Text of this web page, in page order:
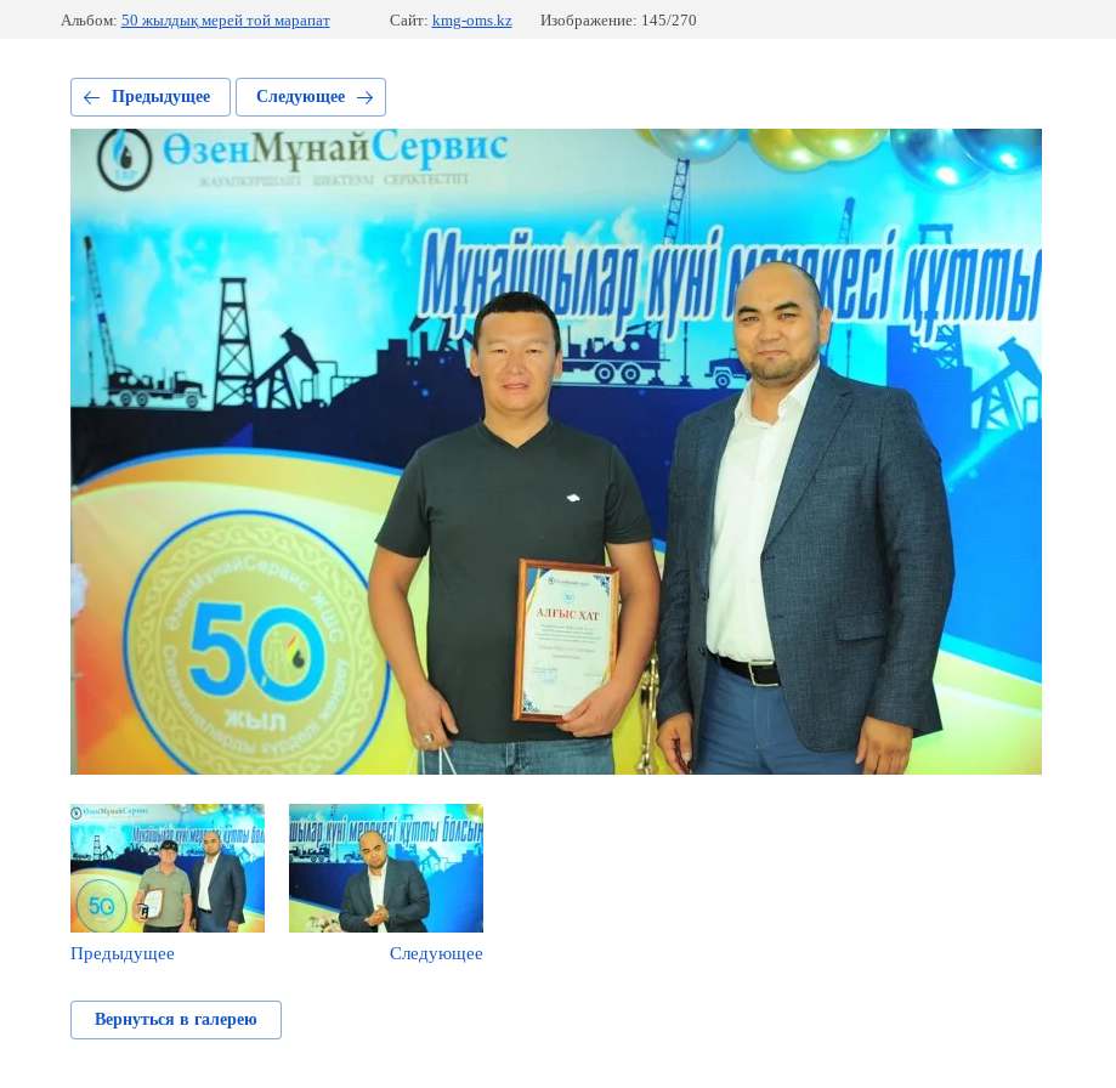
Альбом: 50 жылдық мерей той марапат Сайт: kmg-oms.kz Изображение: 145/270
Предыдущее Следующее
Предыдущее Следующее
Вернуться в галерею